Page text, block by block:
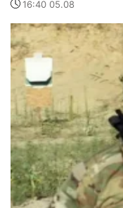
16:40 05.08